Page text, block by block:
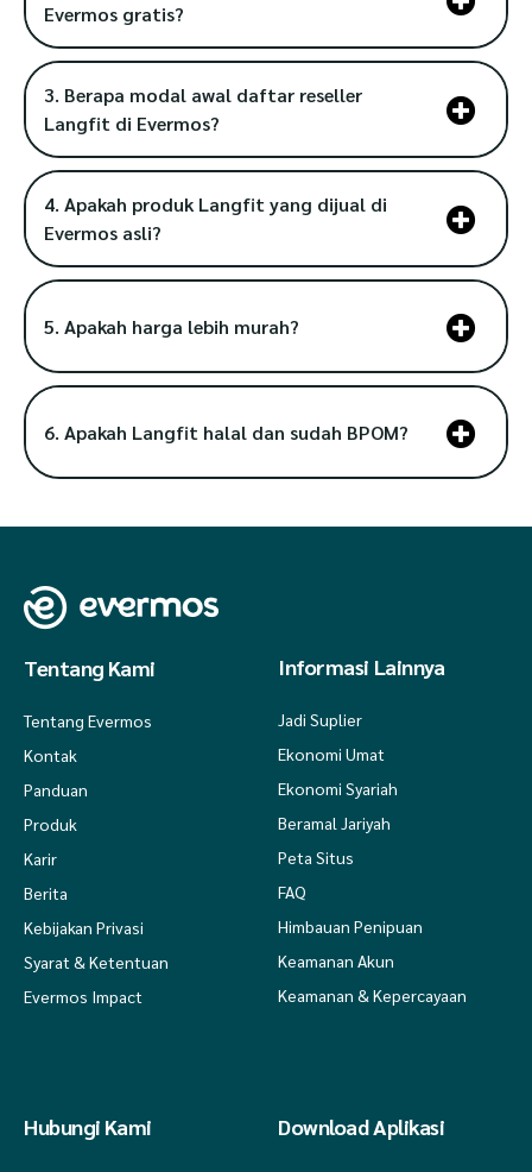
Evermos gratis?
3. Berapa modal awal daftar reseller
Langfit di Evermos?
4. Apakah produk Langfit yang dijual di
Evermos asli?
5. Apakah harga lebih murah?
6. Apakah Langfit halal dan sudah BPOM?
Tentang Kami
Tentang Evermos
Kontak
Panduan
Produk
Karir
Berita
Kebijakan Privasi
Syarat & Ketentuan
Evermos Impact
Informasi Lainnya
Jadi Suplier
Ekonomi Umat
Ekonomi Syariah
Beramal Jariyah
Peta Situs
FAQ
Himbauan Penipuan
Keamanan Akun
Keamanan & Kepercayaan
Hubungi Kami Download Aplikasi